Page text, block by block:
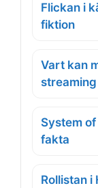
Flickan i
fiktion
Vart kan
System
fakta
Rollistan i